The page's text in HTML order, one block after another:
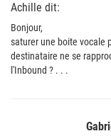
Achille dit:
Bonjour,
saturer une boite vocale
destinataire ne se
l'Inbound ? . . .